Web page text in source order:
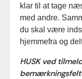
klar til at tage
med andre.
du skal være
hjemmefra og
HUSK ved